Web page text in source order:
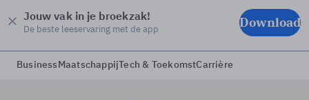
Jouw vak in je broekzak!
De beste leeservaring met de app Download
BusinessMaatschappijTech & ToekomstCarrière